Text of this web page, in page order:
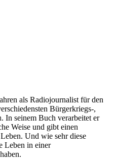
als Radiojournalist für den
Bürgerkriegs-,
In seinem Buch verarbeitet er
Weise und gibt einen
Und wie sehr diese
Leben in einer